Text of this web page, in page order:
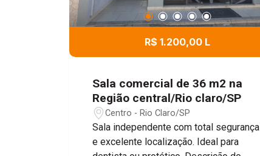
R$ 1.200,00 L
Sala comercial de 36 m2 na
Região central/Rio claro/SP
Centro - Rio Claro/SP
Sala independente com total segurança
e excelente localização. Ideal para